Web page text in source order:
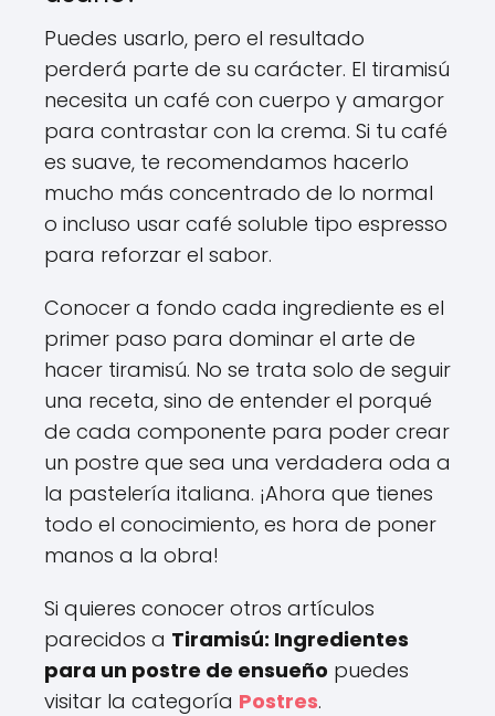
Puedes usarlo, pero el resultado
perderá parte de su carácter. El tiramisú
necesita un café con cuerpo y amargor
para contrastar con la crema. Si tu café
es suave, te recomendamos hacerlo
mucho más concentrado de lo normal
o incluso usar café soluble tipo espresso
para reforzar el sabor.
Conocer a fondo cada ingrediente es el
primer paso para dominar el arte de
hacer tiramisú. No se trata solo de seguir
una receta, sino de entender el porqué
de cada componente para poder crear
un postre que sea una verdadera oda a
la pastelería italiana. ¡Ahora que tienes
todo el conocimiento, es hora de poner
manos a la obra!
Si quieres conocer otros artículos
parecidos a Tiramisú: Ingredientes
para un postre de ensueño puedes
visitar la categoría Postres.